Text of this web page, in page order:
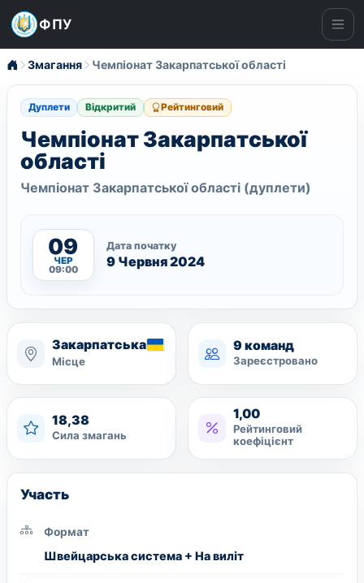
ФПУ
Змагання Чемпіонат Закарпатської області
Дуплети Відкритий Рейтинговий
Чемпіонат Закарпатської
області
Чемпіонат Закарпатської області (дуплети)
09
ЧЕР
09:00
Дата початку
9 Червня 2024
Закарпатська
Місце
9 команд
Зареєстровано
18,38
Сила змагань
1,00
Рейтинговий
коефіцієнт
Участь
Формат
Швейцарська система + На виліт